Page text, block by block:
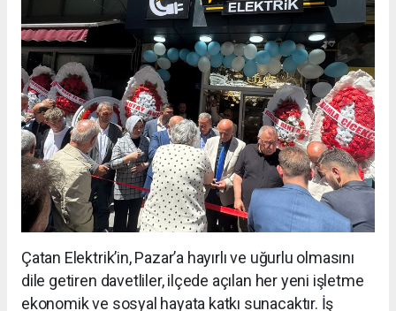
Çatan Elektrik’in, Pazar’a hayırlı ve uğurlu olmasını
dile getiren davetliler, ilçede açılan her yeni işletme
ekonomik ve sosyal hayata katkı sunacaktır. İş